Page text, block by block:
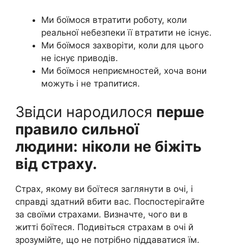
Ми боїмося втратити роботу, коли
реальної небезпеки її втратити не існує.
Ми боїмося захворіти, коли для цього
не існує приводів.
Ми боїмося неприємностей, хоча вони
можуть і не трапитися.
Звідси народилося перше
правило сильної
людини: ніколи не біжіть
від страху.
Страх, якому ви боїтеся заглянути в очі, і
справді здатний вбити вас. Поспостерігайте
за своїми страхами. Визначте, чого ви в
житті боїтеся. Подивіться страхам в очі й
зрозумійте, що не потрібно піддаватися їм.